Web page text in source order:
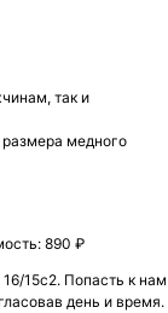
так и
медного
890 ₽
15с2. Попасть к нам
день и время.